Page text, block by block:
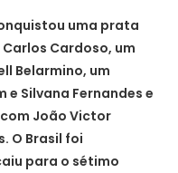
uma prata
Cardoso, um
Belarmino, um
Silvana Fernandes e
João Victor
O Brasil foi
para o sétimo